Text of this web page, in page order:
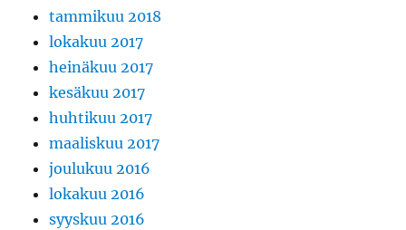
tammikuu 2018
lokakuu 2017
heinäkuu 2017
kesäkuu 2017
huhtikuu 2017
maaliskuu 2017
joulukuu 2016
lokakuu 2016
syyskuu 2016